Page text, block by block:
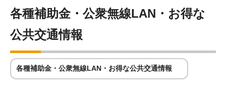
各種補助金・公衆無線LAN・お得な
公共交通情報
各種補助金・公衆無線LAN・お得な公共交通情報